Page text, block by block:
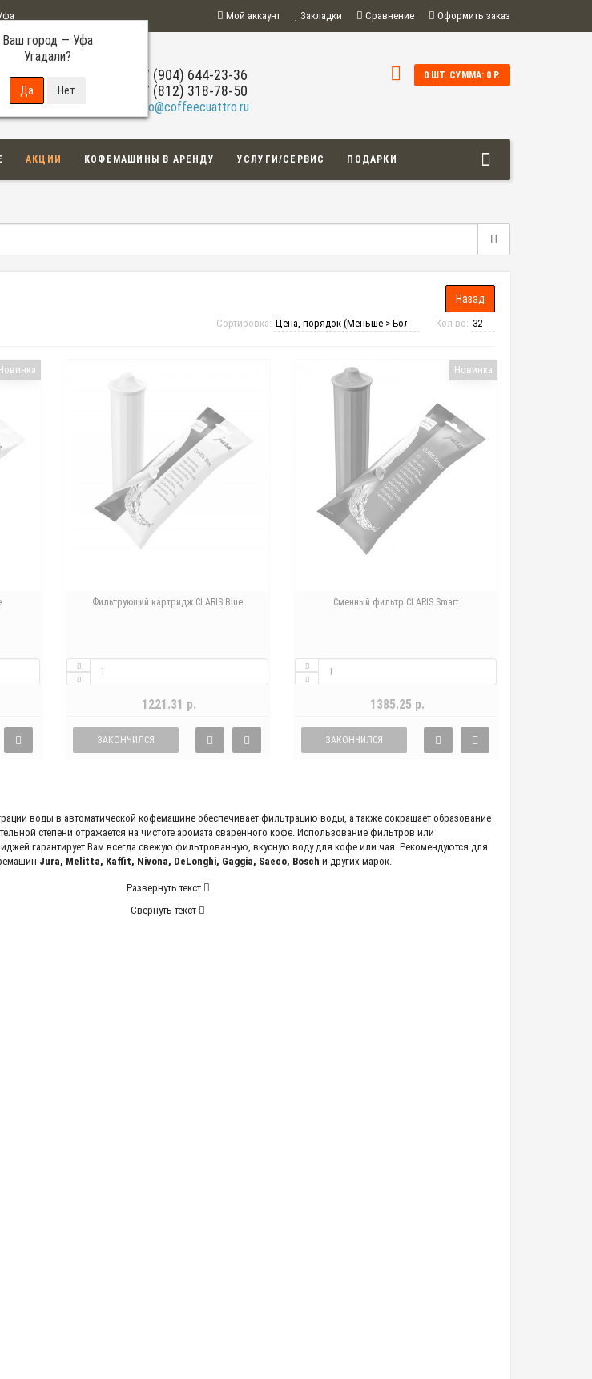
Ваш город — Уфа
Угадали?
Мой аккаунт Закладки Сравнение Оформить заказ
+7 (904) 644-23-36
+7 (812) 318-78-50
info@coffeecuattro.ru
0 ШТ. СУММА: 0 Р.
АКЦИИ КОФЕМАШИНЫ В АРЕНДУ УСЛУГИ/СЕРВИС ПОДАРКИ
Кол-во:
Сортировка:
Фильтрующий картридж CLARIS Blue
1221.31 р.
ЗАКОНЧИЛСЯ
Новинка
Сменный фильтр CLARIS Smart
1385.25 р.
ЗАКОНЧИЛСЯ
воды в автоматической кофемашине обеспечивает фильтрацию воды, а также сокращает образование
степени отражается на чистоте аромата сваренного кофе. Использование фильтров или
гарантирует Вам всегда свежую фильтрованную, вкусную воду для кофе или чая. Рекомендуются для
Jura, Melitta, Kaffit, Nivona, DeLonghi, Gaggia, Saeco, Bosch и других марок.
Развернуть текст
Свернуть текст